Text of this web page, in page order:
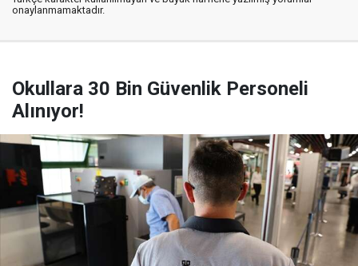
onaylanmamaktadır.
Okullara 30 Bin Güvenlik Personeli
Alınıyor!